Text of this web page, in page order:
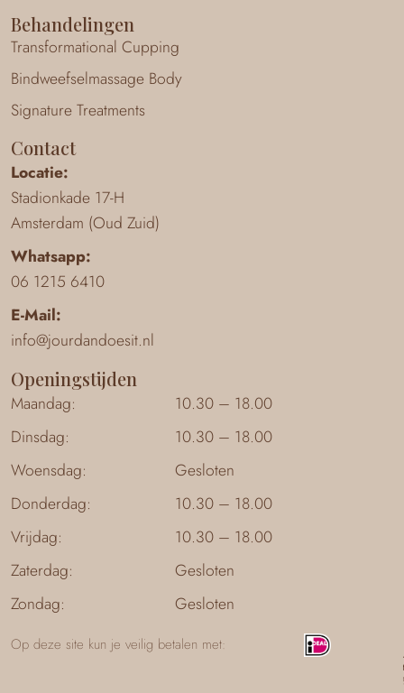
Behandelingen
Transformational Cupping
Bindweefselmassage Body
Signature Treatments
Contact
Locatie:
Stadionkade 17-H
Amsterdam (Oud Zuid)
Whatsapp:
06 1215 6410
E-Mail:
info@jourdandoesit.nl
Openingstijden
Maandag:
10.30 – 18.00
Dinsdag:
10.30 – 18.00
Woensdag:
Gesloten
Donderdag:
10.30 – 18.00
Vrijdag:
10.30 – 18.00
Zaterdag:
Gesloten
Zondag:
Gesloten
Op deze site kun je veilig betalen met: